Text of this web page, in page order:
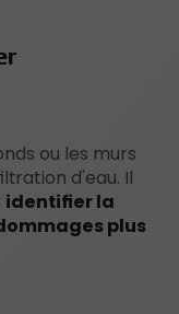
ou les murs
d'eau. Il
identifier la
plus